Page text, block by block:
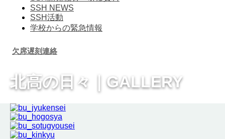
SSH NEWS
SSH活動
学校からの緊急情報
欠席遅刻連絡
北高の日々 ｜GALLERY